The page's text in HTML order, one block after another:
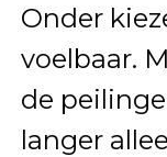
Onder
voelbaar.
de
langer